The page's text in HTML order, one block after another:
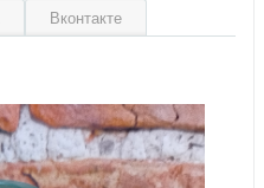
Вконтакте